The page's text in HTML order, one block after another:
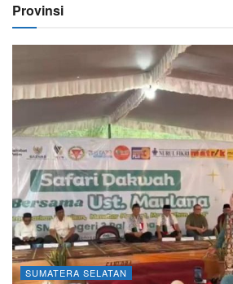
Provinsi
SUMATERA SELATAN